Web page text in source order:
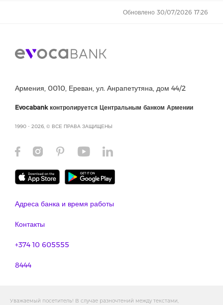
Обновлено 30/07/2026 17:26
Армения, 0010, Ереван, ул. Анрапетутяна, дом 44/2
Evocabank контролируется Центральным банком Армении
1990 - 2026, © ВСЕ ПРАВА ЗАЩИЩЕНЫ
Адреса банка и время работы
Контакты
+374 10 605555
8444
Уважаемый посетитель! В случае разночтений между текстами,